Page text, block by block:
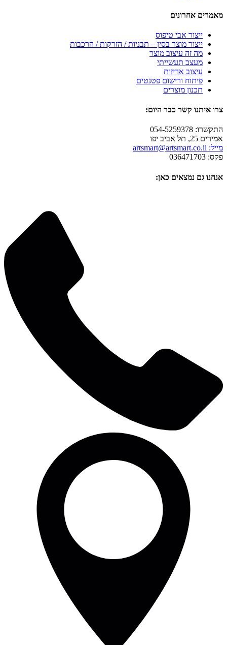
מאמרים אחרונים
ייצור אבי טיפוס
ייצור מוצר בסין – תבניות / הזרקות / הרכבות
מה זה עיצוב מוצר
מעצב תעשייתי
עיצוב אריזות
פיתוח ורישום פטנטים
תכנון מוצרים
צרו איתנו קשר כבר היום:
התקשרו: 054-5259378
אמירים 25, תל אביב יפו
מייל: artsmart@artsmart.co.il
פקס: 036471703
אנחנו גם נמצאים כאן: